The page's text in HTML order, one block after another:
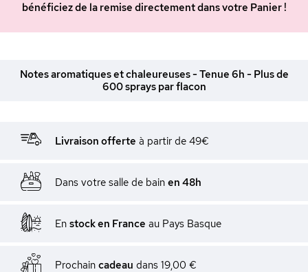
bénéficiez de la remise directement dans votre Panier !
Notes aromatiques et chaleureuses - Tenue 6h - Plus de
600 sprays par flacon
Livraison offerte à partir de 49€
Dans votre salle de bain en 48h
En stock en France au Pays Basque
Prochain cadeau dans 19,00 €